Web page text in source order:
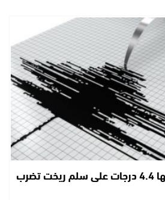
هزة أرضية بلغت قوتها 4.4 درجات على سلم ريخت تضرب